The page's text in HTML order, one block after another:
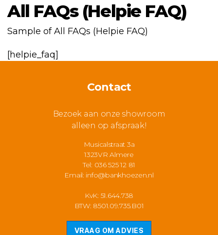
All FAQs (Helpie FAQ)
Sample of All FAQs (Helpie FAQ)
[helpie_faq]
Contact
Bezoek aan onze showroom
alleen op afspraak!
Musicalstraat 3a
1323VR Almere
Tel: 036 525 12 81
Email: info@bankhoezen.nl
KvK: 51.644.738
BTW: 8501.09.735.B01
VRAAG OM ADVIES